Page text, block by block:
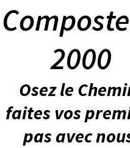
2000
Osez le
faites vos
pas avec